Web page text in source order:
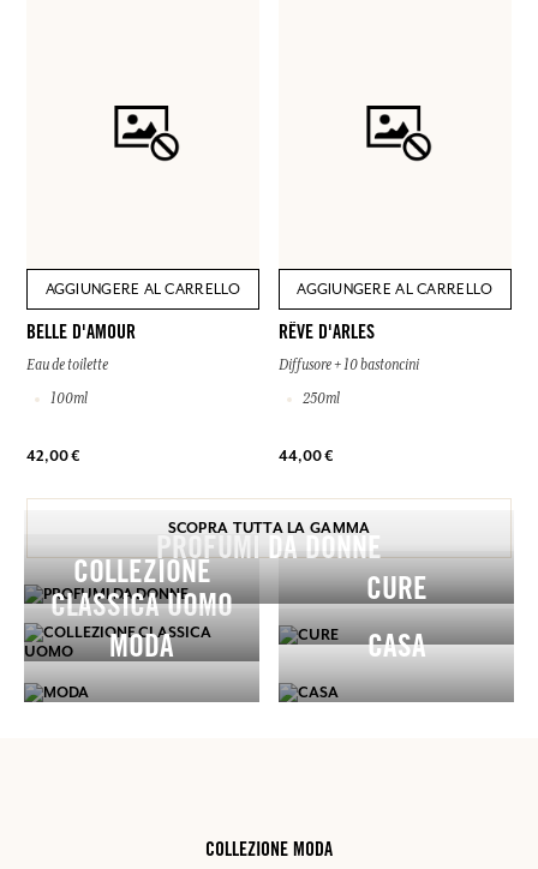
AGGIUNGERE AL CARRELLO
BELLE D'AMOUR
Eau de toilette
100ml
42,00 €
AGGIUNGERE AL CARRELLO
RÊVE D'ARLES
Diffusore + 10 bastoncini
250ml
44,00 €
SCOPRA TUTTA LA GAMMA
PROFUMI DA DONNE
COLLEZIONE
CLASSICA UOMO
CURE
MODA
CASA
COLLEZIONE MODA